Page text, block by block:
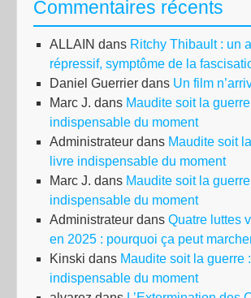
Commentaires récents
ALLAIN dans Ritchy Thibault : un
répressif, symptôme de la
Daniel Guerrier dans Un film
Marc J. dans Maudite soit la
indispensable du moment
Administrateur dans Maudite soit
livre indispensable du moment
Marc J. dans Maudite soit la
indispensable du moment
Administrateur dans Quatre luttes
en 2025 : pourquoi ça peut
Kinski dans Maudite soit la guerre
indispensable du moment